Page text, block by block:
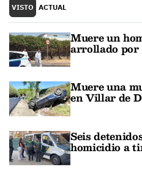
VISTO ACTUAL
Muere un
arrollado por
Muere una
en Villar de
Seis
homicidio a